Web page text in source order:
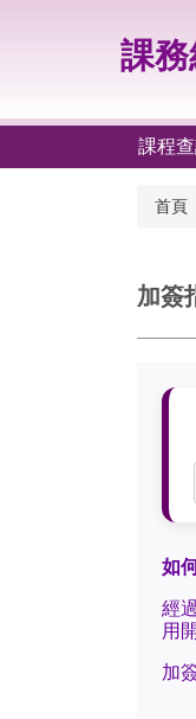
內
區
課
課程
首頁
加簽
如
經
用
加